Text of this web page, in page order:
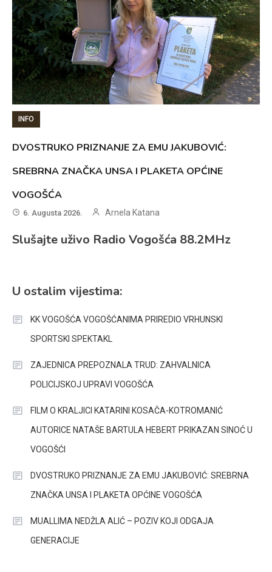
INFO
DVOSTRUKO PRIZNANJE ZA EMU JAKUBOVIĆ:
SREBRNA ZNAČKA UNSA I PLAKETA OPĆINE
VOGOŠĆA
6. Augusta 2026. Arnela Katana
Slušajte uživo Radio Vogošća 88.2MHz
U ostalim vijestima:
KK VOGOŠĆA VOGOŠĆANIMA PRIREDIO VRHUNSKI
SPORTSKI SPEKTAKL
ZAJEDNICA PREPOZNALA TRUD: ZAHVALNICA
POLICIJSKOJ UPRAVI VOGOŠĆA
FILM O KRALJICI KATARINI KOSAČA-KOTROMANIĆ
AUTORICE NATAŠE BARTULA HEBERT PRIKAZAN SINOĆ U
VOGOŠĆI
DVOSTRUKO PRIZNANJE ZA EMU JAKUBOVIĆ: SREBRNA
ZNAČKA UNSA I PLAKETA OPĆINE VOGOŠĆA
MUALLIMA NEDŽLA ALIĆ – POZIV KOJI ODGAJA
GENERACIJE